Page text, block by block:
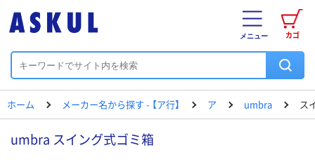
カゴ
メニュー
ホーム メーカー名から探す - 【ア行】 ア umbra ス
umbra スイング式ゴミ箱